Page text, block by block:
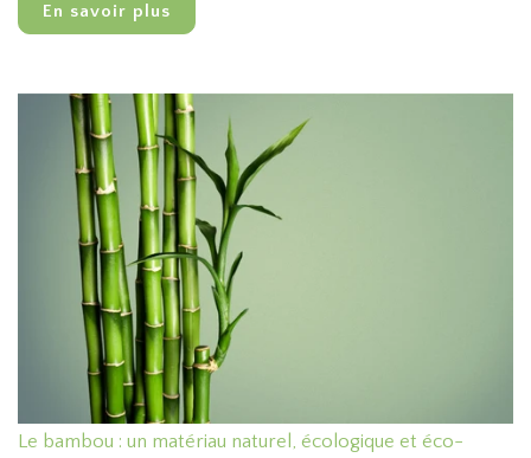
En savoir plus
Le bambou : un matériau naturel, écologique et éco-